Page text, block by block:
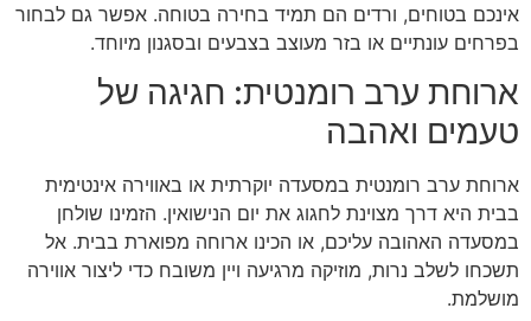
אינכם בטוחים, ורדים הם תמיד בחירה בטוחה. אפשר גם לבחור
בפרחים עונתיים או בזר מעוצב בצבעים ובסגנון מיוחד.
ארוחת ערב רומנטית: חגיגה של
טעמים ואהבה
ארוחת ערב רומנטית במסעדה יוקרתית או באווירה אינטימית
בבית היא דרך מצוינת לחגוג את יום הנישואין. הזמינו שולחן
במסעדה האהובה עליכם, או הכינו ארוחה מפוארת בבית. אל
תשכחו לשלב נרות, מוזיקה מרגיעה ויין משובח כדי ליצור אווירה
מושלמת.